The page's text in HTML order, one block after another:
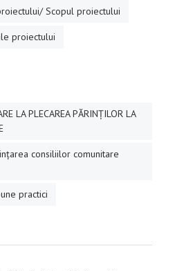
Scopul proiectului
proiectului
LA PLECAREA PĂRINȚILOR LA
consiliilor comunitare
practici